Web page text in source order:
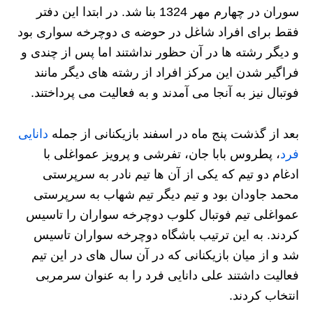
سوران در چهارم مهر 1324 بنا شد. در ابتدا این دفتر
فقط برای افراد شاغل در حوضه ی دوچرخه سواری بود
و دیگر رشته ها در آن حظور نداشتند اما پس از چندی و
فراگیر شدن این مرکز افراد از رشته های دیگر مانند
فوتبال نیز به آنجا می آمدند و به فعالیت می پرداختند.
بعد از گذشت پنج ماه در اسفند بازیکنانی از جمله دانایی
فرد، پطروس بابا جان، تفرشی و پرویز عمواغلی با
ادغام دو تیم که یکی از آن ها تیم نادر به سرپرستی
محمد جاودان بود و تیم دیگر تیم شهاب به سرپرستی
عمواغلی تیم فوتبال کلوب دوچرخه سواران را تاسیس
کردند. به این ترتیب باشگاه دوچرخه سواران تاسیس
شد و از میان بازیکنانی که در آن سال های در این تیم
فعالیت داشتند علی دانایی فرد را به عنوان سرمربی
انتخاب کردند.